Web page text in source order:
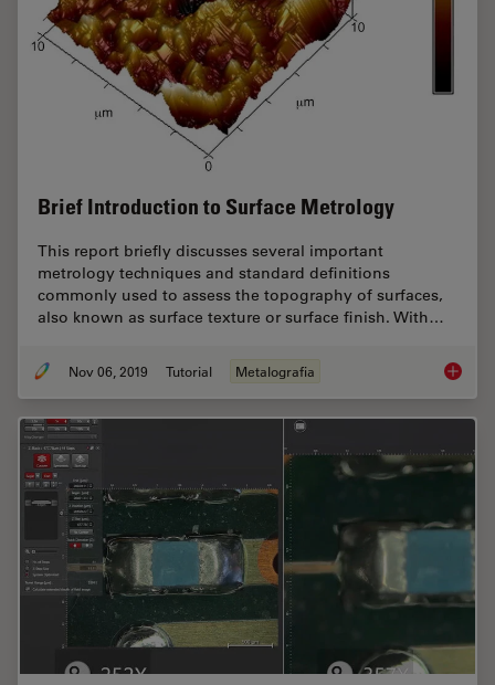
Brief Introduction to Surface Metrology
This report briefly discusses several important
metrology techniques and standard definitions
commonly used to assess the topography of surfaces,
also known as surface texture or surface finish. With…
Nov 06, 2019 Tutorial Metalografia Brief